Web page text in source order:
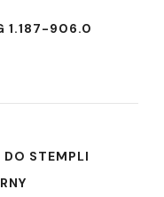
1.187-906.0
STEMPLI